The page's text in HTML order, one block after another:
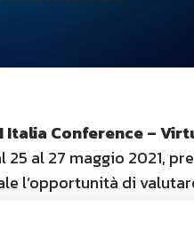
Italia Conference –
al 27 maggio 2021,
l’opportunità di
ampliare ulteriormente